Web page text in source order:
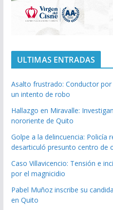
ULTIMAS ENTRADAS
Asalto frustrado: Conductor
un intento de robo
Hallazgo en Miravalle:
nororiente de Quito
Golpe a la delincuencia: Policía
desarticuló presunto centro de
Caso Villavicencio: Tensión e
por el magnicidio
Pabel Muñoz inscribe su
en Quito